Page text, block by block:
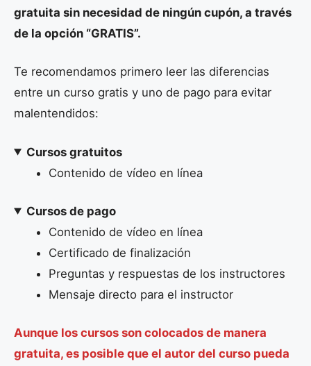
gratuita sin necesidad de ningún cupón, a través
de la opción “GRATIS”.
Te recomendamos primero leer las diferencias
entre un curso gratis y uno de pago para evitar
malentendidos:
Cursos gratuitos
Contenido de vídeo en línea
Cursos de pago
Contenido de vídeo en línea
Certificado de finalización
Preguntas y respuestas de los instructores
Mensaje directo para el instructor
Aunque los cursos son colocados de manera
gratuita, es posible que el autor del curso pueda